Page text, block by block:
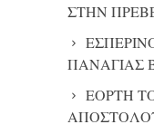
ΣΤΗΝ
ΠΑΝΑΓΙΑΣ
ΕΟΡΤΗ